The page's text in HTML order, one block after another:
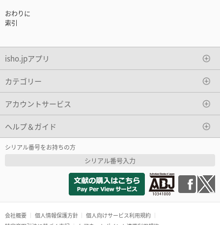
おわりに
索引
isho.jpアプリ
カテゴリー
アカウントサービス
ヘルプ＆ガイド
シリアル番号をお持ちの方
シリアル番号入力
会社概要 個人情報保護方針
個人向けサービス利用規約